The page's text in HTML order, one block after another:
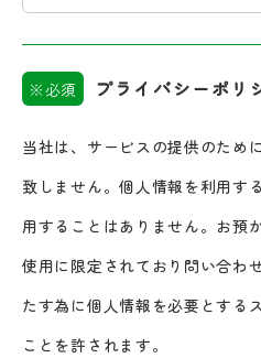
※必須 プライバシーポリ
当社は、サービスの提供のため
致しません。個人情報を利用す
用することはありません。お預
使用に限定されており問い合わ
たす為に個人情報を必要とする
ことを許されます。